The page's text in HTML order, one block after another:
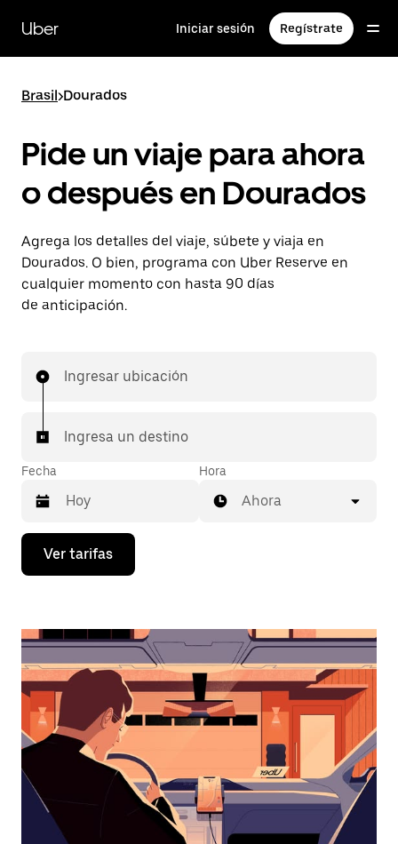
contenido
principal
Uber Iniciar sesión Regístrate
Brasil>Dourados
Pide un viaje para ahora
o después en Dourados
Agrega los detalles del viaje, súbete y viaja en
Dourados. O bien, programa con Uber Reserve en
cualquier momento con hasta 90 días
de anticipación.
Ingresar ubicación
Ingresa un destino
Fecha
Presiona
flecha
interactuar
el
calendario
selecciona
una
fecha.
Presiona
la
tecla Esc
para
Hora
Ahora
Ver tarifas